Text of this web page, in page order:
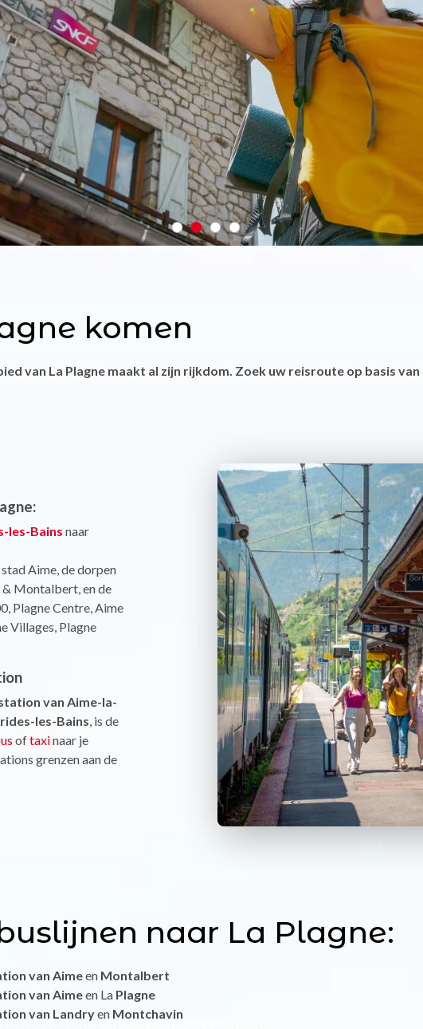
komen
van La Plagne maakt al zijn rijkdom. Zoek uw reisroute op basis
les-Bains naar
stad Aime, de dorpen
& Montalbert, en de
Plagne Centre, Aime
Villages, Plagne
van Aime-la-
les-Bains , is de
oftaxinaar je
grenzen aan de
naar La Plagne:
van Aimeen Montalbert
van Aimeen La Plagne
van Landryen Montchavin